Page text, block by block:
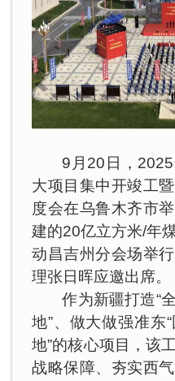
9月20日，
大项目集中开竣工
度会在乌鲁木齐市
建的20亿立方米/年
动昌吉州分会场举
理张日晖应邀出席。
作为新疆打造“
地”、做大做强准东
地”的核心项目，该
战略保障、夯实西